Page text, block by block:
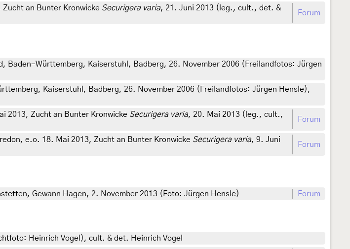
an Bunter Kronwicke Securigera varia, 21. Juni 2013 (leg., cult., det. &
Forum
Baden-Württemberg, Kaiserstuhl, Badberg, 26. November 2006 (Freilandfotos: Jürgen
Kaiserstuhl, Badberg, 26. November 2006 (Freilandfotos: Jürgen Hensle),
2013, Zucht an Bunter Kronwicke Securigera varia, 20. Mai 2013 (leg., cult.,
Forum
e.o. 18. Mai 2013, Zucht an Bunter Kronwicke Securigera varia, 9. Juni
Forum
Gewann Hagen, 2. November 2013 (Foto: Jürgen Hensle) Forum
Heinrich Vogel), cult. & det. Heinrich Vogel